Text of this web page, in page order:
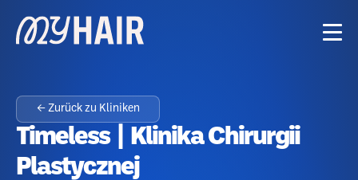
← Zurück zu Kliniken
Timeless | Klinika Chirurgii
Plastycznej